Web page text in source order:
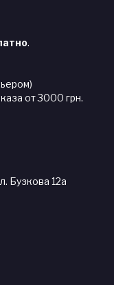
.
от 3000 грн.
Бузкова 12а